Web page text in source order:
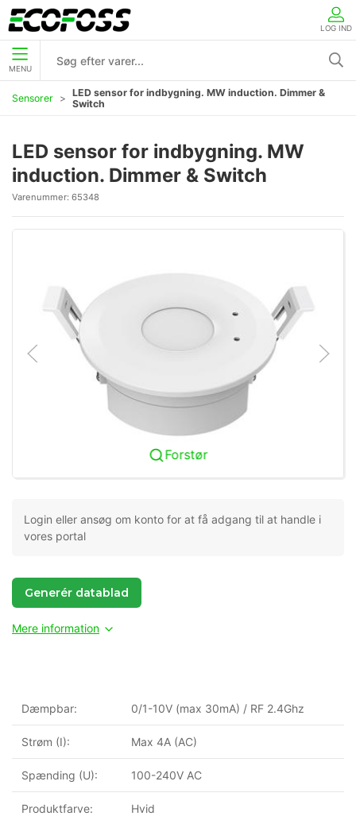
LOG IND
MENU
Sensorer
LED sensor for indbygning. MW induction. Dimmer &
Switch
LED sensor for indbygning. MW
induction. Dimmer & Switch
Varenummer: 65348
Forstør
Login eller ansøg om konto for at få adgang til at handle i
vores portal
Generér datablad
Mere information
Dæmpbar: 0/1-10V (max 30mA) / RF 2.4Ghz
Strøm (I): Max 4A (AC)
Spænding (U): 100-240V AC
Produktfarve: Hvid